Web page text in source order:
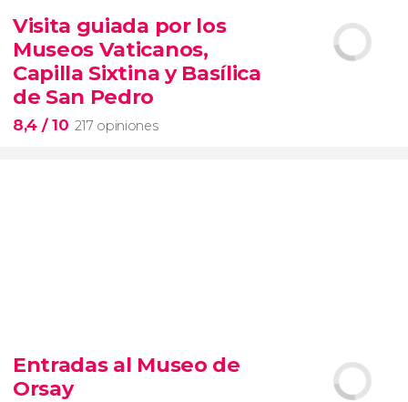
entrada al SUMMIT de Nueva York
miradores más icónicos de Manhattan
evitar las colas
opción VIP
Visita guiada por los
Museos Vaticanos,
Capilla Sixtina y Basílica
de San Pedro
8,4 / 10 217 opiniones
Piedad
Museos Vaticanos
Basílica de San
Entradas al Museo de
Orsay